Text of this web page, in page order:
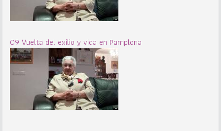
09 Vuelta del exilio y vida en Pamplona